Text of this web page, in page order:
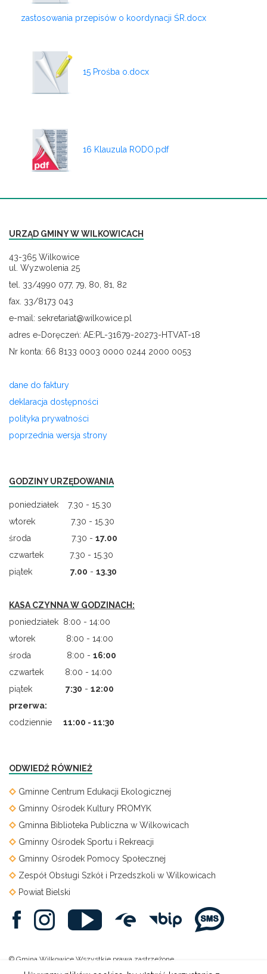
zastosowania przepisów o koordynacji ŚR.docx
15 Prośba o.docx
16 Klauzula RODO.pdf
URZĄD GMINY W WILKOWICACH
43-365 Wilkowice
ul. Wyzwolenia 25
tel. 33/4990 077, 79, 80, 81, 82
fax. 33/8173 043
e-mail: sekretariat@wilkowice.pl
adres e-Doręczeń: AE:PL-31679-20273-HTVAT-18
Nr konta: 66 8133 0003 0000 0244 2000 0053
dane do faktury
deklaracja dostępności
polityka prywatności
poprzednia wersja strony
GODZINY URZĘDOWANIA
poniedziałek 7.30 - 15.30
wtorek 7.30 - 15.30
środa 7.30 - 17.00
czwartek 7.30 - 15.30
piątek 7.00 - 13.30
KASA CZYNNA W GODZINACH:
poniedziałek 8:00 - 14:00
wtorek 8:00 - 14:00
środa 8:00 - 16:00
czwartek 8:00 - 14:00
piątek 7:30 - 12:00
przerwa:
codziennie
11:00 - 11:30
ODWIEDŹ RÓWNIEŻ
Gminne Centrum Edukacji Ekologicznej
Gminny Ośrodek Kultury PROMYK
Gminna Biblioteka Publiczna w Wilkowicach
Gminny Ośrodek Sportu i Rekreacji
Gminny Ośrodek Pomocy Społecznej
Zespół Obsługi Szkół i Przedszkoli w Wilkowicach
Powiat Bielski
© Gmina Wilkowice Wszystkie prawa zastrzeżone.